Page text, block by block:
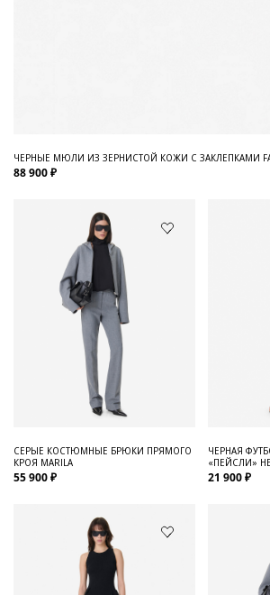
ЧЕРНЫЕ МЮЛИ ИЗ ЗЕРНИСТОЙ КОЖИ С ЗАКЛЕПКАМИ
88 900 ₽
СЕРЫЕ КОСТЮМНЫЕ БРЮКИ ПРЯМОГО
КРОЯ MARILA
55 900 ₽
ЧЕРНАЯ
«ПЕЙСЛИ»
21 900 ₽